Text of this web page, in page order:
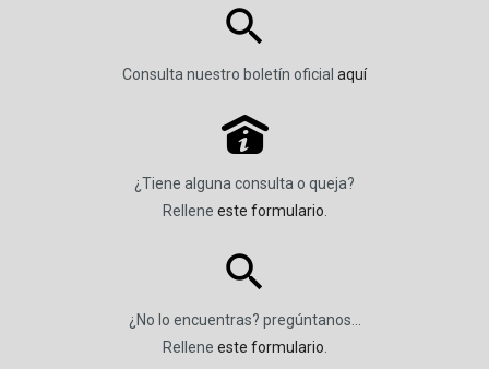
Consulta nuestro boletín oficial aquí
P
¿Tiene alguna consulta o queja?
Rellene este formulario
¿No lo encuentras? pregúntanos…
Rellene este formulario